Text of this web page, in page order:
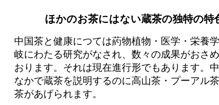
ほかのお茶にはない蔵茶の独特の特
中国茶と健康につては葯物植物・医学・栄養
岐にわたる研究がなされ、数々の成果がおさ
おります。それは現在進行形でもあります。
なかで蔵茶を説明するのに高山茶・プーアル
茶があげられます。